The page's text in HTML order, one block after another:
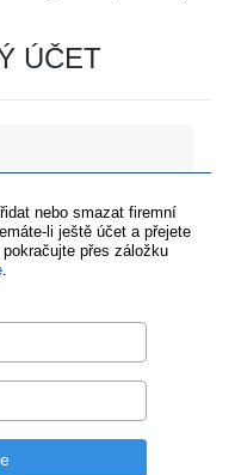
ÚČET
nebo smazat firemní
li ještě účet a přejete
přes záložku
.